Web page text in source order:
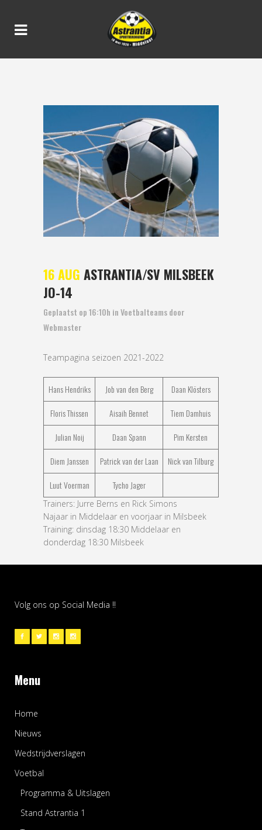
16 AUG ASTRANTIA/SV MILSBEEK
JO-14
Geplaatst op 16:10h inVoetbalteamsdoor
Webmaster
Teampagina seizoen 2021-2022
Hans Hendriks Job van den Berg
Daan Klösters
Floris Thissen
Aisaih Bennet
Tiem Damhuis
Julian Noij
Daan Spann
Pim Kersten
Diem Janssen
Patrick van der Laan
Nick van Tilburg
Luut Voerman
Tycho Jager
Trainers: Jurre Berns en Rick Simons
Najaar in Middelaar en voorjaar in Milsbeek
Training: dinsdag 18:30 Middelaar en
donderdag 18:30 Milsbeek
Volg ons op Social Media !!
Menu
Home
Nieuws
Wedstrijdverslagen
Voetbal
Programma & Uitslagen
Stand Astrantia 1